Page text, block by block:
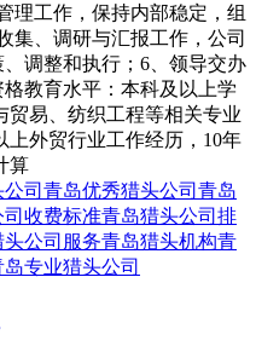
理工作，保持内部稳定，组
集、调研与汇报工作，公司
调整和执行；6、领导交办
教育水平：本科及以上学
贸易、纺织工程等相关专业
上外贸行业工作经历，10年
算
司 青岛优秀猎头公司 青岛
收费标准青岛猎头公司排
头公司服务青岛猎头机构青
岛专业猎头公司